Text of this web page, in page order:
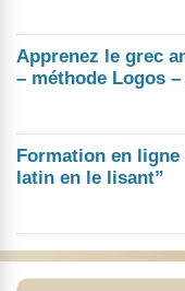
Apprenez le grec
– méthode Logos
Formation en ligne
latin en le lisant”